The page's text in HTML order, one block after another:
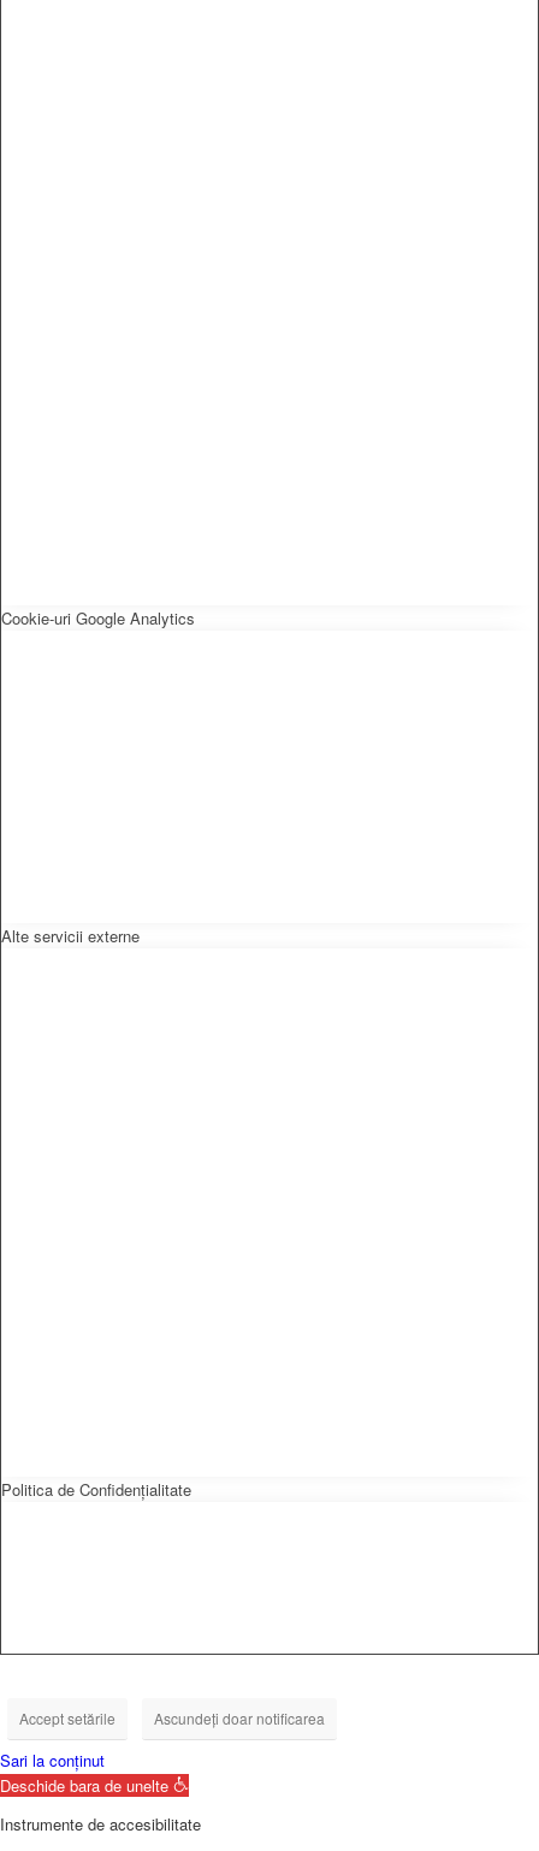
Cookie-uri Google Analytics
Alte servicii externe
Politica de Confidențialitate
Accept setările Ascundeți doar notificarea
Sari la conținut
Deschide bara de unelte
Instrumente de accesibilitate